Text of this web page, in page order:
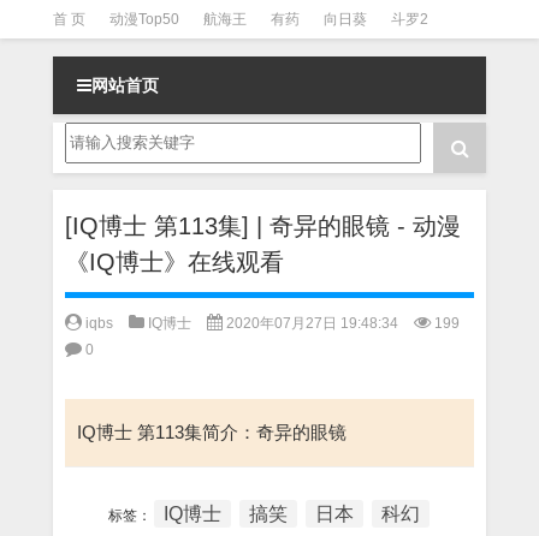
首 页 动漫Top50 航海王 有药 向日葵 斗罗2
斗罗3 火影 一拳超人 柯南 阴阳师 节目清单
网站首页
[IQ博士 第113集] | 奇异的眼镜 - 动漫
《IQ博士》在线观看
iqbs IQ博士 2020年07月27日 19:48:34
199
0
IQ博士 第113集简介：奇异的眼镜
标签： IQ博士 搞笑 日本 科幻